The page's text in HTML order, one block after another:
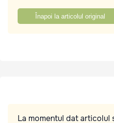
Înapoi la articolul original
La momentul dat articolul